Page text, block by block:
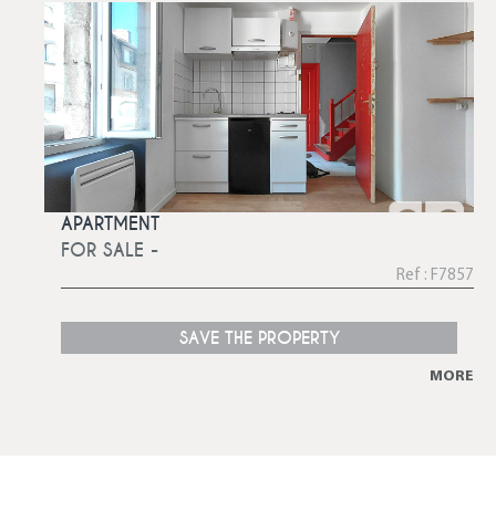
APARTMENT
FOR SALE -
Ref : F7857
SAVE THE PROPERTY
MORE